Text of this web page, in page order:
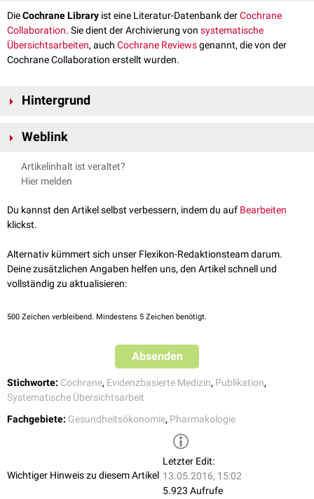
DieCochrane Library ist eine Literatur-Datenbank derCochrane
Collaboration. Sie dient der Archivierung von systematische
Übersichtsarbeiten, auch Cochrane Reviewsgenannt, die von der
Cochrane Collaboration erstellt wurden.
Hintergrund
der Grundlage der
Library werden sie der Allgemeinheit zugänglich gemacht.
Die Library enthält außerden das
kontrollierte Studiereferenziert. Grundlage dafür bieten die
medizinischen Literaturdatenbanken
veröffentlicht wurden. CENTRAL dient der Recherche relevanter Studien
für die Erstellung von Cochrane Reviews.
Weblink
Homepage der Cochrane Library
Artikelinhalt ist veraltet?
Hier melden
Du kannst den Artikel selbst verbessern, indem du auf Bearbeiten
klickst.
Alternativ kümmert sich unser Flexikon-Redaktionsteam darum.
Deine zusätzlichen Angaben helfen uns, den Artikel schnell und
vollständig zu aktualisieren:
500 Zeichen verbleibend. Mindestens 5 Zeichen benötigt.
Absenden
Stichworte: Cochrane, Evidenzbasierte Medizin, Publikation,
Systematische Übersichtsarbeit
Fachgebiete: Gesundheitsökonomie, Pharmakologie
Wichtiger Hinweis zu diesem Artikel
Letzter Edit:
13.05.2016, 15:02
5.923 Aufrufe